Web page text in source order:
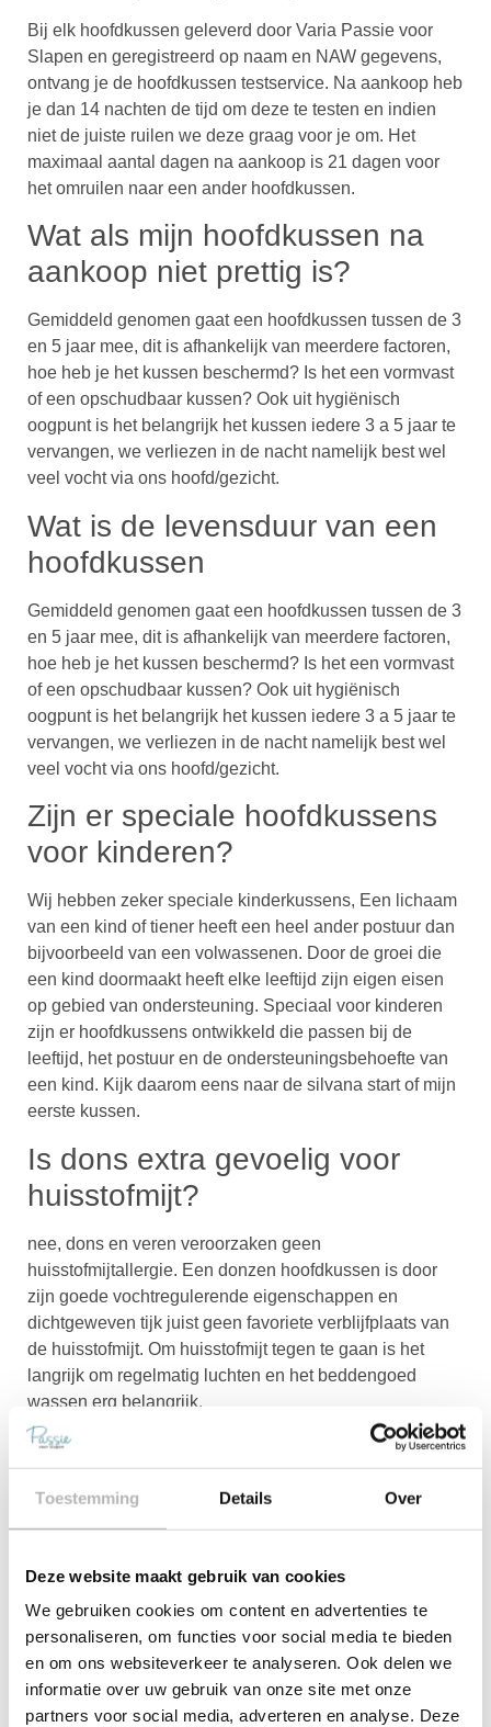
Toestemming Details Over
Deze website maakt gebruik van cookies
We gebruiken cookies om content en advertenties te
personaliseren, om functies voor social media te bieden
en om ons websiteverkeer te analyseren. Ook delen we
informatie over uw gebruik van onze site met onze
partners voor social media, adverteren en analyse. Deze
Bij elk hoofdkussen geleverd door Varia Passie voor
Slapen en geregistreerd op naam en NAW gegevens,
ontvang je de hoofdkussen testservice. Na aankoop heb
je dan 14 nachten de tijd om deze te testen en indien
niet de juiste ruilen we deze graag voor je om. Het
maximaal aantal dagen na aankoop is 21 dagen voor
het omruilen naar een ander hoofdkussen.
Wat als mijn hoofdkussen na
aankoop niet prettig is?
Gemiddeld genomen gaat een hoofdkussen tussen de 3
en 5 jaar mee, dit is afhankelijk van meerdere factoren,
hoe heb je het kussen beschermd? Is het een vormvast
of een opschudbaar kussen? Ook uit hygiënisch
oogpunt is het belangrijk het kussen iedere 3 a 5 jaar te
vervangen, we verliezen in de nacht namelijk best wel
veel vocht via ons hoofd/gezicht.
Wat is de levensduur van een
hoofdkussen
Gemiddeld genomen gaat een hoofdkussen tussen de 3
en 5 jaar mee, dit is afhankelijk van meerdere factoren,
hoe heb je het kussen beschermd? Is het een vormvast
of een opschudbaar kussen? Ook uit hygiënisch
oogpunt is het belangrijk het kussen iedere 3 a 5 jaar te
vervangen, we verliezen in de nacht namelijk best wel
veel vocht via ons hoofd/gezicht.
Zijn er speciale hoofdkussens
voor kinderen?
Wij hebben zeker speciale kinderkussens, Een lichaam
van een kind of tiener heeft een heel ander postuur dan
bijvoorbeeld van een volwassenen. Door de groei die
een kind doormaakt heeft elke leeftijd zijn eigen eisen
op gebied van ondersteuning. Speciaal voor kinderen
zijn er hoofdkussens ontwikkeld die passen bij de
leeftijd, het postuur en de ondersteuningsbehoefte van
een kind. Kijk daarom eens naar de silvana start of mijn
eerste kussen.
Is dons extra gevoelig voor
huisstofmijt?
nee, dons en veren veroorzaken geen
huisstofmijtallergie. Een donzen hoofdkussen is door
zijn goede vochtregulerende eigenschappen en
dichtgeweven tijk juist geen favoriete verblijfplaats van
de huisstofmijt. Om huisstofmijt tegen te gaan is het
langrijk om regelmatig luchten en het beddengoed
wassen erg belangrijk.
Deel
Bekijk meer artikelen
Ergonomische Hoofdkussens
hoofdkussens die goede en passende
ondersteuning bieden aan de slaper.
Het hoofdkussen is vaak voorzien van
vaste